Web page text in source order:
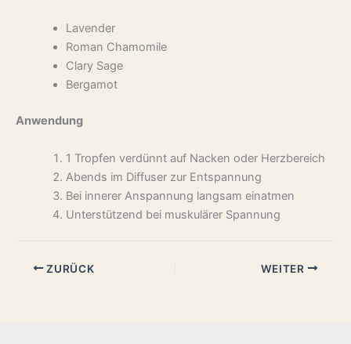
Lavender
Roman Chamomile
Clary Sage
Bergamot
Anwendung
1 Tropfen verdünnt auf Nacken oder Herzbereich
Abends im Diffuser zur Entspannung
Bei innerer Anspannung langsam einatmen
Unterstützend bei muskulärer Spannung
ZURÜCK WEITER